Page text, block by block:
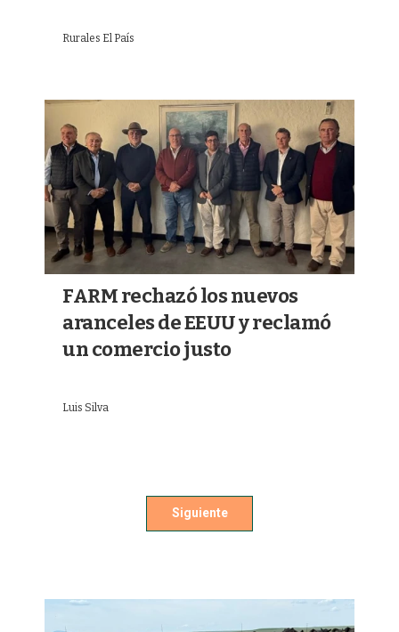
Rurales El País
FARM rechazó los nuevos
aranceles de EEUU y reclamó
un comercio justo
Luis Silva
Siguiente